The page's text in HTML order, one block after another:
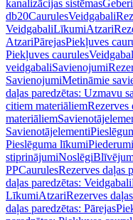
kanalizācijas sistēmas
db20CaurulesVeidgabali
VeidgabaliLīkumiAtzari
AtzariPārejasPiekļuves
Piekļuves caurules
veidgabaliSavienojumi
SavienojumiMetināmie
daļas paredzētas: Uzmavu
citiem materiāliemRezerves
materiāliem
Savienotājelementi
Pieslēguma līkumiPiederumi
stiprinājumiNoslēgi
PPCaurulesRezerves daļas
daļas paredzētas: Veidgabali
LīkumiAtzariRezerves
daļas paredzētas: Pārejas